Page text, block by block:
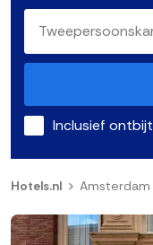
Inclusief ontbijt
Hotels.nl Amsterdam